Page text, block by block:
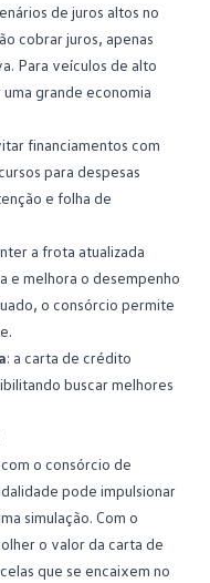
de juros altos no
cobrar juros, apenas
Para veículos de alto
grande economia
financiamentos com
para despesas
e folha de
a frota atualizada
e melhora o desempenho
o consórcio permite
: a carta de crédito
buscar melhores
o consórcio de
pode impulsionar
simulação. Com o
o valor da carta de
que se encaixem no